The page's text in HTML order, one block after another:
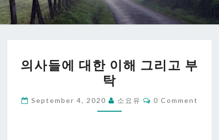
사
들
대
의사들에 대한 이해 그리고 부
탁
September 4, 2020 소요유 Comments
0 Comment